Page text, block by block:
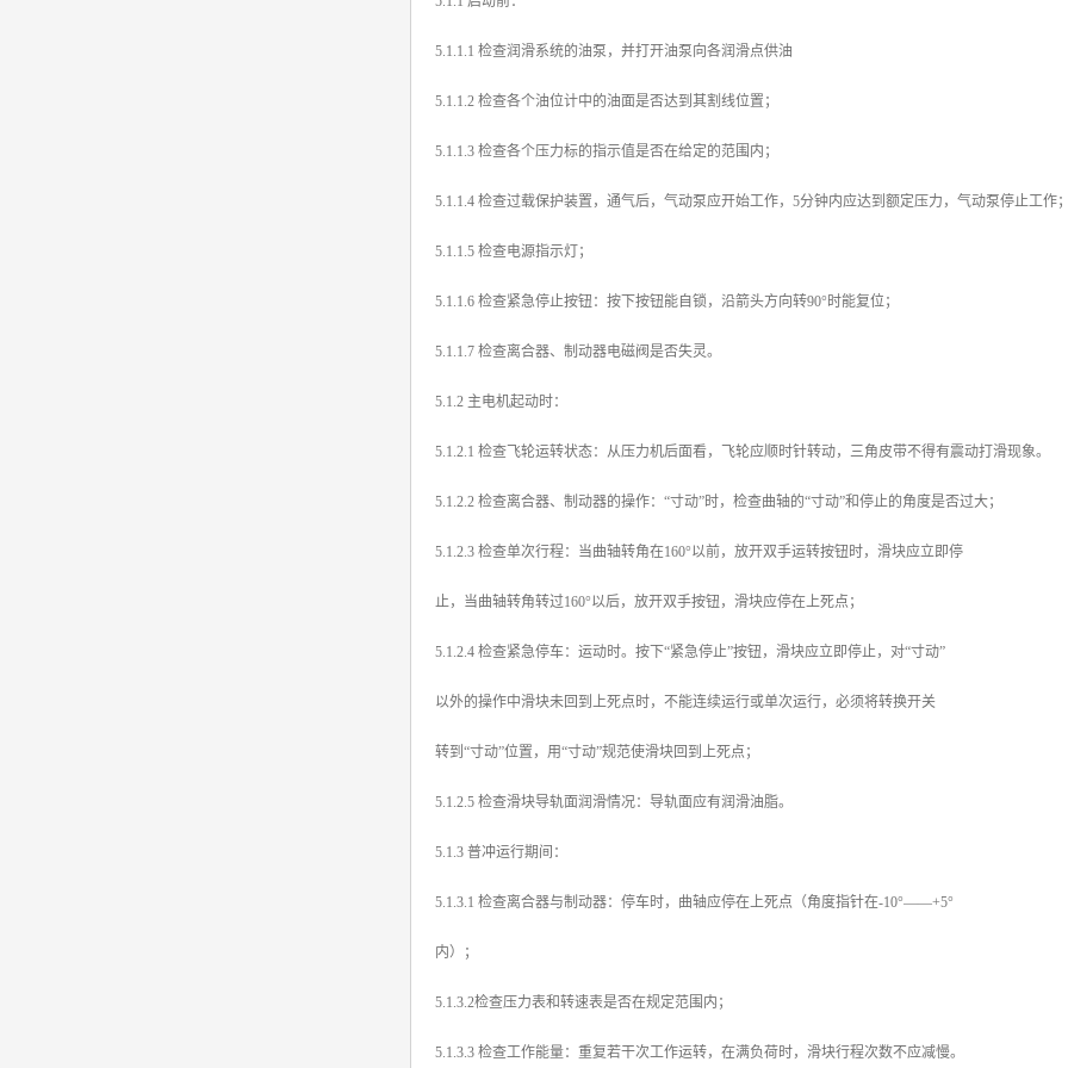
5.1.1.1 检查润滑系统的油泵，并打开油泵向各润滑点供油
5.1.1.2 检查各个油位计中的油面是否达到其割线位置；
5.1.1.3 检查各个压力标的指示值是否在给定的范围内；
5.1.1.4 检查过载保护装置，通气后，气动泵应开始工作，5分钟内应达到额定压力，气动泵停止工作
5.1.1.5 检查电源指示灯；
5.1.1.6 检查紧急停止按钮：按下按钮能自锁，沿箭头方向转90°时能复位；
5.1.1.7 检查离合器、制动器电磁阀是否失灵。
5.1.2 主电机起动时：
5.1.2.1 检查飞轮运转状态：从压力机后面看，飞轮应顺时针转动，三角皮带不得有震动打滑现象。
5.1.2.2 检查离合器、制动器的操作：“寸动”时，检查曲轴的“寸动”和停止的角度是否过大；
5.1.2.3 检查单次行程：当曲轴转角在160°以前，放开双手运转按钮时，滑块应立即停
止，当曲轴转角转过160°以后，放开双手按钮，滑块应停在上死点；
5.1.2.4 检查紧急停车：运动时。按下“紧急停止”按钮，滑块应立即停止，对“寸动”
以外的操作中滑块未回到上死点时，不能连续运行或单次运行，必须将转换开关
转到“寸动”位置，用“寸动”规范使滑块回到上死点；
5.1.2.5 检查滑块导轨面润滑情况：导轨面应有润滑油脂。
5.1.3 普冲运行期间：
5.1.3.1 检查离合器与制动器：停车时，曲轴应停在上死点（角度指针在-10°——+5°
内）；
5.1.3.2检查压力表和转速表是否在规定范围内；
5.1.3.3 检查工作能量：重复若干次工作运转，在满负荷时，滑块行程次数不应减慢。